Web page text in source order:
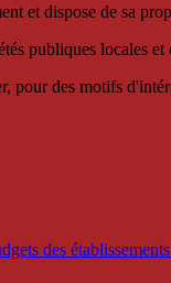
et dispose de sa
publiques locales
pour des motifs
des